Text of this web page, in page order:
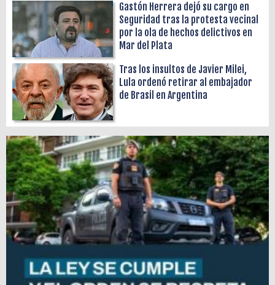
Gastón Herrera dejó su cargo en
Seguridad tras la protesta vecinal
por la ola de hechos delictivos en
Mar del Plata
Tras los insultos de Javier Milei,
Lula ordenó retirar al embajador
de Brasil en Argentina